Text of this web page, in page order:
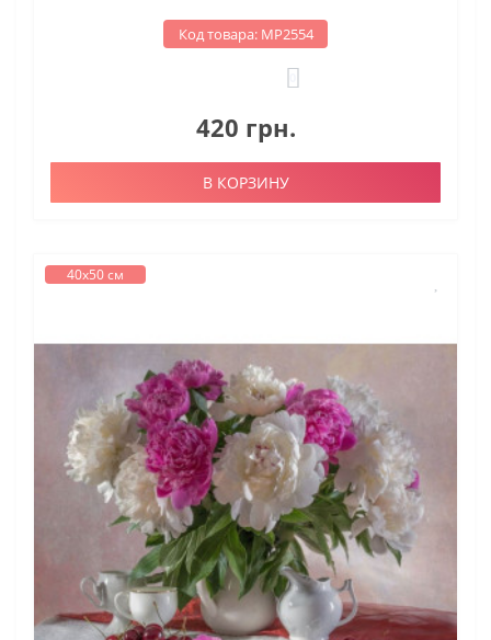
Код товара: МР2554
420 грн.
В КОРЗИНУ
40х50 см